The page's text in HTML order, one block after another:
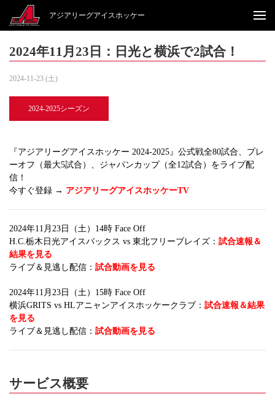
アジアリーグアイスホッケー
2024年11月23日：日光と横浜で2試合！
2024-11-23 (土)
2024-2025シーズン
『アジアリーグアイスホッケー 2024-2025』公式戦全80試合、プレ
ーオフ（最大5試合）、ジャパンカップ（全12試合）をライブ配
信！
今すぐ登録 → アジアリーグアイスホッケーTV
2024年11月23日（土）14時 Face Off
H.C.栃木日光アイスバックス vs 東北フリーブレイズ： 試合速報＆
結果を見る
ライブ＆見逃し配信： 試合動画を見る
2024年11月23日（土）15時 Face Off
横浜GRITS vs HLアニャンアイスホッケークラブ： 試合速報＆結果
を見る
ライブ＆見逃し配信： 試合動画を見る
サービス概要